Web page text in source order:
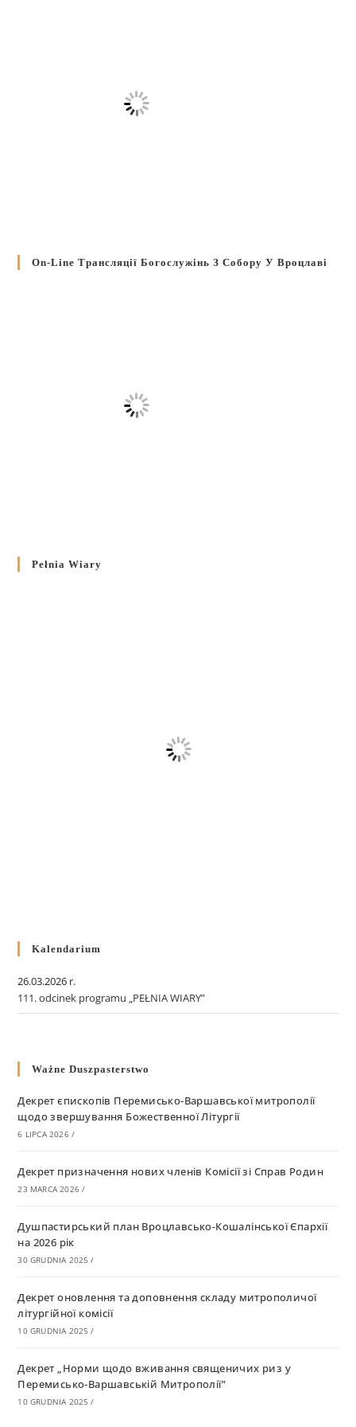
On-Line Трансляції Богослужінь З Собору У Вроцлаві
Pełnia Wiary
Kalendarium
26.03.2026 r.
111. odcinek programu „PEŁNIA WIARY”
Ważne Duszpasterstwo
Декрет єпископів Перемисько-Варшавської митрополії
щодо звершування Божественної Літургії
6 LIPCA 2026 /
Декрет призначення нових членів Комісії зі Справ Родин
23 MARCA 2026 /
Душпастирський план Вроцлавсько-Кошалінської Єпархії
на 2026 рік
30 GRUDNIA 2025 /
Декрет оновлення та доповнення складу митрополичої
літургійної комісії
10 GRUDNIA 2025 /
Декрет „Норми щодо вживання священичих риз у
Перемисько-Варшавській Митрополії”
10 GRUDNIA 2025 /